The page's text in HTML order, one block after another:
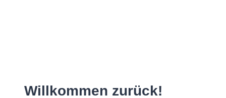
Willkommen zurück!